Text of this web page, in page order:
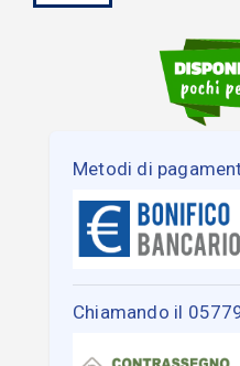
Metodi di
Chiamando il